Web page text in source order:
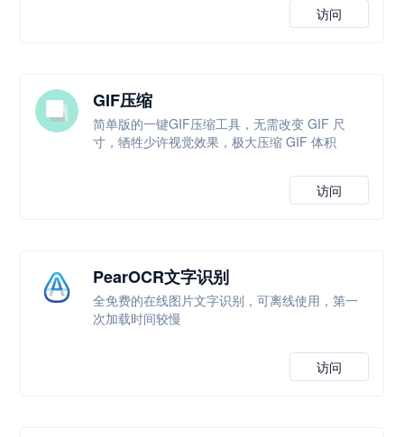
访问
GIF压缩
简单版的一键GIF压缩工具，无需改变 GIF 尺
寸，牺牲少许视觉效果，极大压缩 GIF 体积
访问
PearOCR文字识别
全免费的在线图片文字识别，可离线使用，第一
次加载时间较慢
访问